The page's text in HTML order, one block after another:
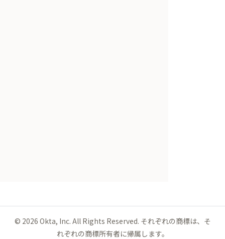
© 2026 Okta, Inc. All Rights Reserved. それぞれの商標は、そ
れぞれの商標所有者に帰属します。